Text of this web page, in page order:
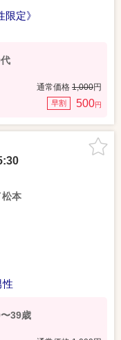
定》
通常価格 1,000円
早割 500円
松本
性
39歳